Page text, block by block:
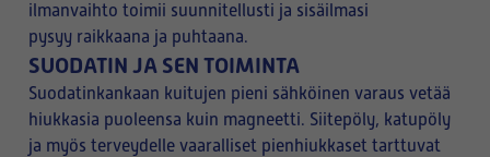
ilmanvaihto toimii suunnitellusti ja sisäilmasi
pysyy raikkaana ja puhtaana.
SUODATIN JA SEN TOIMINTA
Suodatinkankaan kuitujen pieni sähköinen varaus vetää
hiukkasia puoleensa kuin magneetti. Siitepöly, katupöly
ja myös terveydelle vaaralliset pienhiukkaset tarttuvat